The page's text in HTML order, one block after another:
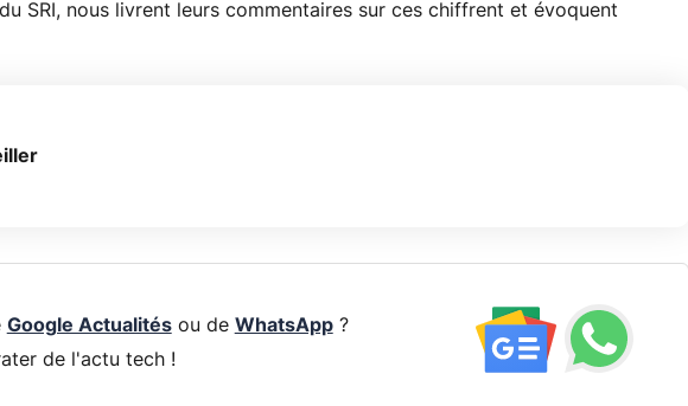
SRI, nous livrent leurs commentaires sur ces chiffrent et évoquent
Google Actualitésou de WhatsApp?
de l'actu tech !